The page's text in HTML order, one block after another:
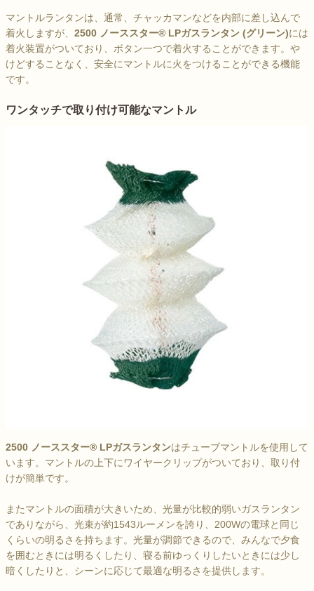
マントルランタンは、通常、チャッカマンなどを内部に差し込んで
着火しますが、 2500 ノーススター® LPガスランタン (グリーン)には
着火装置がついており、ボタン一つで着火することができます。や
けどすることなく、安全にマントルに火をつけることができる機能
です。
ワンタッチで取り付け可能なマントル
2500 ノーススター® LPガスランタンはチューブマントルを使用して
います。マントルの上下にワイヤークリップがついており、取り付
けが簡単です。
またマントルの面積が大きいため、光量が比較的弱いガスランタン
でありながら、光束が約1543ルーメンを誇り、200Wの電球と同じ
くらいの明るさを持ちます。光量が調節できるので、みんなで夕食
を囲むときには明るくしたり、寝る前ゆっくりしたいときには少し
暗くしたりと、シーンに応じて最適な明るさを提供します。